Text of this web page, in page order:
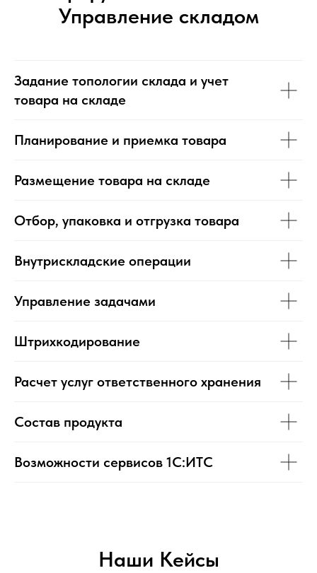
Управление складом
Задание топологии склада и учет
товара на складе
Планирование и приемка товара
Размещение товара на складе
Отбор, упаковка и отгрузка товара
Внутрискладские операции
Управление задачами
Штрихкодирование
Расчет услуг ответственного хранения
Состав продукта
Возможности сервисов 1С:ИТС
Наши Кейсы
Бот